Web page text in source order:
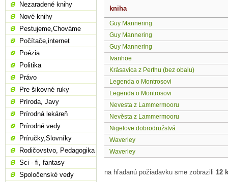
kniha
Guy Mannering
Guy Mannering
Guy Mannering
Ivanhoe
Krásavica z Perthu (bez obalu)
Legenda o Montrosovi
Legenda o Montrosovi
Nevesta z Lammermooru
Nevěsta z Lammermooru
Nigelove dobrodružstvá
Waverley
Waverley
na hľadanú požiadavku sme zobrazili 12
Nezaradené knihy
Nové knihy
Pestujeme,Chováme
Počítače,internet
Poézia
Politika
Právo
Pre šikovné ruky
Príroda, Javy
Prírodná lekáreň
Prírodné vedy
Príručky,Slovníky
Rodičovstvo, Pedagogika
Sci - fi, fantasy
Spoločenské vedy